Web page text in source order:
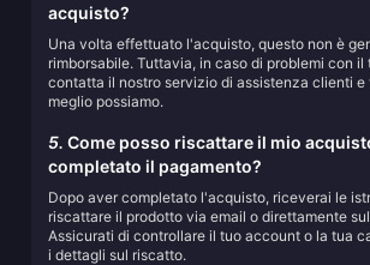
acquisto?
Una volta effettuato l'acquisto, questo non è
rimborsabile. Tuttavia, in caso di problemi con il
contatta il nostro servizio di assistenza clienti e
meglio possiamo.
5. Come posso riscattare il mio
completato il pagamento?
Dopo aver completato l'acquisto, riceverai le
riscattare il prodotto via email o direttamente
Assicurati di controllare il tuo account o la tua
i dettagli sul riscatto.